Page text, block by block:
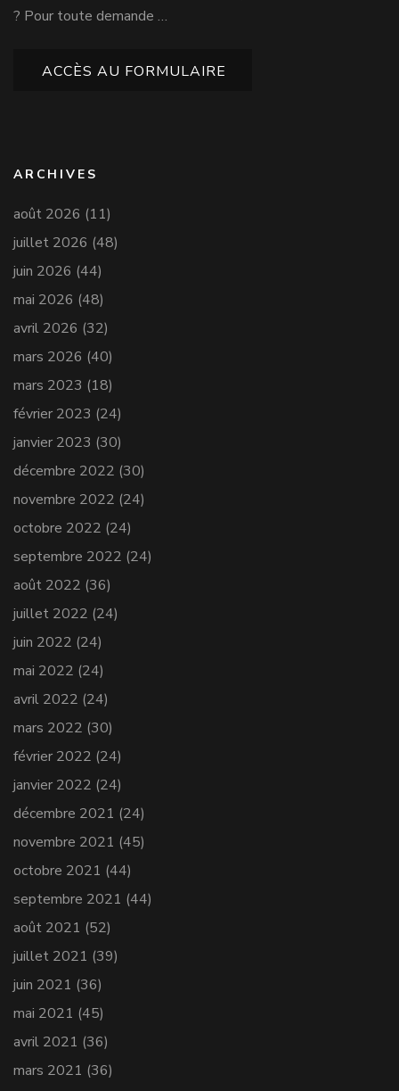
? Pour toute demande …
ACCÈS AU FORMULAIRE
ARCHIVES
août 2026 (11)
juillet 2026 (48)
juin 2026 (44)
mai 2026 (48)
avril 2026 (32)
mars 2026 (40)
mars 2023 (18)
février 2023 (24)
janvier 2023 (30)
décembre 2022 (30)
novembre 2022 (24)
octobre 2022 (24)
septembre 2022 (24)
août 2022 (36)
juillet 2022 (24)
juin 2022 (24)
mai 2022 (24)
avril 2022 (24)
mars 2022 (30)
février 2022 (24)
janvier 2022 (24)
décembre 2021 (24)
novembre 2021 (45)
octobre 2021 (44)
septembre 2021 (44)
août 2021 (52)
juillet 2021 (39)
juin 2021 (36)
mai 2021 (45)
avril 2021 (36)
mars 2021 (36)